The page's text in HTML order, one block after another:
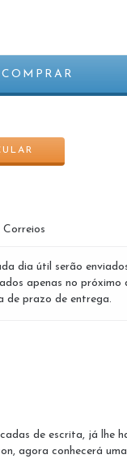
dia útil serão
apenas no próximo
prazo de entrega.
de escrita, já lhe
agora conhecerá